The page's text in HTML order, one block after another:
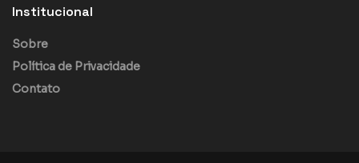
Institucional
Sobre
Política de Privacidade
Contato